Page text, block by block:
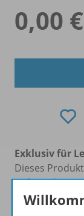
0,00 €
Exklusiv für
Dieses
erworben